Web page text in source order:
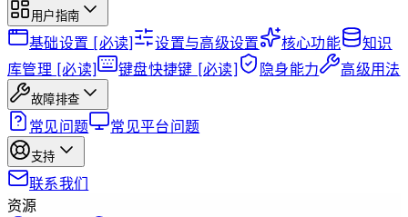
用户指南
基础设置 [必读] 设置与高级设置 核心功能
知识
库管理 [必读]
键盘快捷键 [必读] 隐身能力 高级用法
故障排查
常见问题 常见平台问题
支持
联系我们
资源